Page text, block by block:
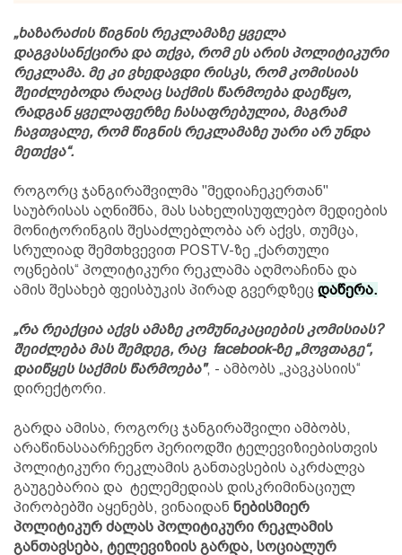
„ხაზარაძის წიგნის რეკლამაზე ყველა
დაგვასანქცირა და თქვა, რომ ეს არის პოლიტიკური
რეკლამა. მე კი ვხედავდი რისკს, რომ კომისიას
შეიძლებოდა რაღაც საქმის წარმოება დაეწყო,
რადგან ყველაფერზე ჩასაფრებულია, მაგრამ
ჩავთვალე, რომ წიგნის რეკლამაზე უარი არ უნდა
მეთქვა“.
როგორც ჯანგირაშვილმა "მედიაჩეკერთან"
საუბრისას აღნიშნა, მას სახელისუფლებო მედიების
მონიტორინგის შესაძლებლობა არ აქვს, თუმცა,
სრულიად შემთხვევით POSTV-ზე „ქართული
ოცნების“ პოლიტიკური რეკლამა აღმოაჩინა და
ამის შესახებ ფეისბუკის პირად გვერდზეც დაწერა.
„რა რეაქცია აქვს ამაზე კომუნიკაციების კომისიას?
შეიძლება მას შემდეგ, რაც facebook-ზე „მოვთაგე“,
დაიწყეს საქმის წარმოება", - ამბობს „კავკასიის“
დირექტორი.
გარდა ამისა, როგორც ჯანგირაშვილი ამბობს,
არაწინასაარჩევნო პერიოდში ტელევიზიებისთვის
პოლიტიკური რეკლამის განთავსების აკრძალვა
გაუგებარია და ტელემედიას დისკრიმინაციულ
პირობებში აყენებს, ვინაიდან ნებისმიერ
პოლიტიკურ ძალას პოლიტიკური რეკლამის
განთავსება, ტელევიზიის გარდა, სოციალურ